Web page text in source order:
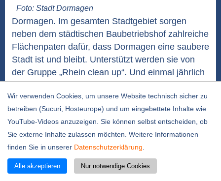
Wir verwenden Cookies, um unsere Website technisch sicher zu
betreiben (Sucuri, Hosteurope) und um eingebettete Inhalte wie
YouTube-Videos anzuzeigen. Sie können selbst entscheiden, ob
Sie externe Inhalte zulassen möchten. Weitere Informationen
finden Sie in unserer Datenschutzerklärung
Alle akzeptieren Nur notwendige Cookies
Foto: Stadt Dormagen
Dormagen. Im gesamten Stadtgebiet sorgen
neben dem städtischen Baubetriebshof zahlreiche
Flächenpaten dafür, dass Dormagen eine saubere
Stadt ist und bleibt. Unterstützt werden sie von
der Gruppe „Rhein clean up“. Und einmal jährlich
sammeln mehr als 5000 Freiwillige beim
„Frühjahrsputz“ einen Vormittag den Müll im
gesamten Stadtgebiet....weiterlesen
Lupe gesucht: Kinder-Rallye mit neuem Ende
29.07.2026 / 12:35 Uhr